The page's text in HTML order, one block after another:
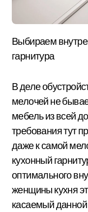
Выбираем внутреннее наполнение кухонного
гарнитура
В деле
мелочей не
мебель из всей
требования тут
даже к самой
кухонный
оптимального
женщины кухня
касаемый